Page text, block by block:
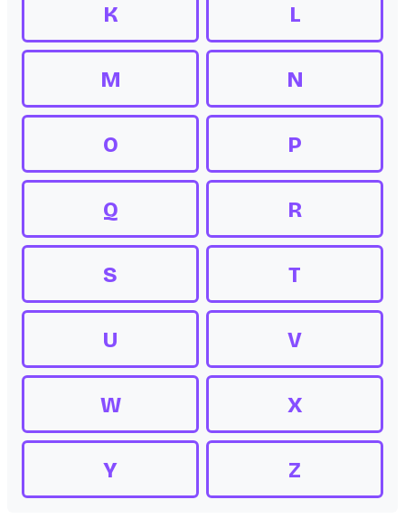
K L
M N
O P
Q R
S T
U V
W X
Y Z